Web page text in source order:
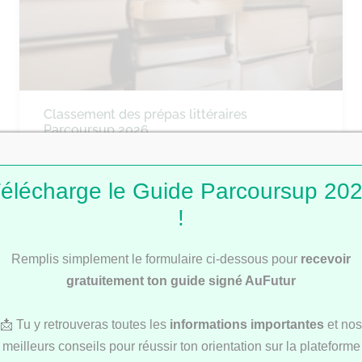
Classement des prépas littéraires
Parcoursup 2026
le Guide Parcoursup
!
Remplis simplement le formulaire ci-dessous pour recevoir
gratuitement ton guide signé AuFutur
📩 Tu y retrouveras toutes les informations importantes et nos
meilleurs conseils pour réussir ton orientation sur la plateforme